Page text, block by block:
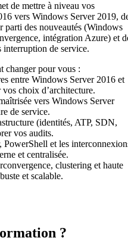
de mettre à niveau vos
vers Windows Server 2019,
parti des nouveautés (Windows
intégration Azure) et
interruption de service.
changer pour vous :
entre Windows Server 2016 et
choix d’architecture.
vers Windows Server
de service.
(identités, ATP, SDN,
vos audits.
et les
et centralisée.
clustering et haute
et scalable.
?